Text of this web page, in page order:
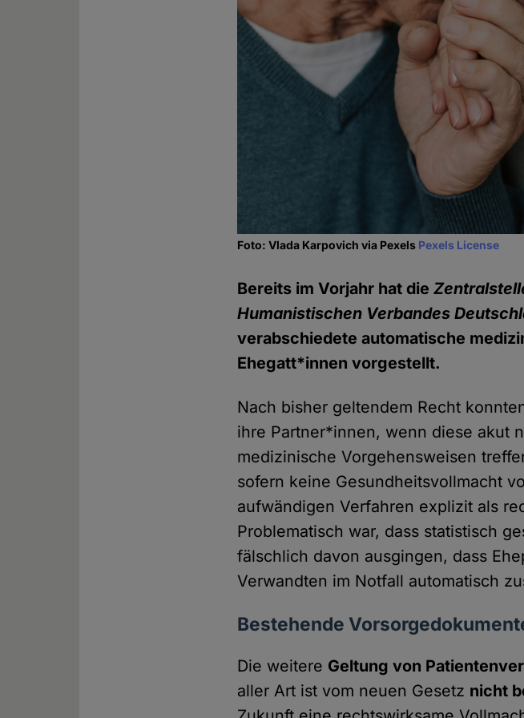
Foto: Vlada Karpovich via Pexels Pexels License
Bereits im Vorjahr hat die
Humanistischen Verbandes
verabschiedete automatische
Ehegatt*innen vorgestellt.
Nach bisher geltendem Recht
ihre Partner*innen, wenn diese akut
medizinische Vorgehensweisen
sofern keine Gesundheitsvollmacht
aufwändigen Verfahren explizit als
Problematisch war, dass statistisch
fälschlich davon ausgingen, dass
Verwandten im Notfall automatisch
Bestehende
Die weitere Geltung von
aller Art ist vom neuen Gesetz nicht